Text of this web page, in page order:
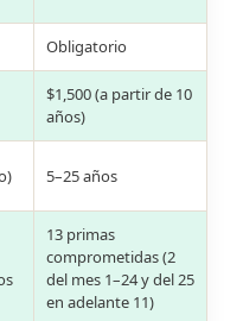
Obligatorio
$1,500 (a partir de 10
años)
5–25 años
13 primas
comprometidas (2
del mes 1–24 y del 25
en adelante 11)